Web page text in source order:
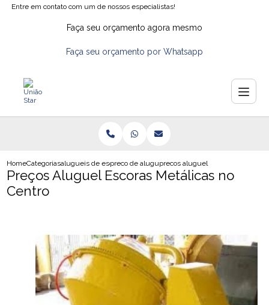
Entre em contato com um de nossos especialistas!
Faça seu orçamento agora mesmo
Faça seu orçamento por Whatsapp
HomeCategoriasalugueis de escoraspreco de aluguel de escorasprecos aluguel escoras metalicas
Preços Aluguel Escoras Metálicas no
Centro